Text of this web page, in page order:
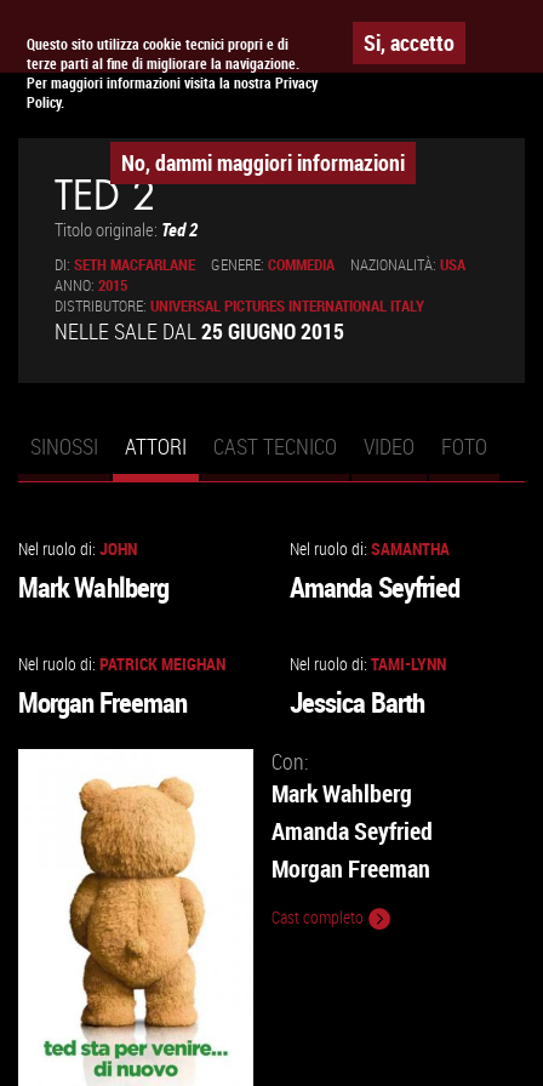
Questo sito utilizza cookie tecnici propri e di
terze parti al fine di migliorare la navigazione.
Per maggiori informazioni visita la nostra Privacy
Policy.
Si, accetto
No, dammi maggiori informazioni
APPUNTAMENTO AL CINEMA
TED 2
Titolo originale: Ted 2
DI: SETH MACFARLANE GENERE: COMMEDIA NAZIONALITÀ: USA
ANNO: 2015
DISTRIBUTORE: UNIVERSAL PICTURES INTERNATIONAL ITALY
NELLE SALE DAL25 GIUGNO 2015
Schede primarie
SINOSSI ATTORI (SCHEDA
ATTIVA)
CAST TECNICO VIDEO FOTO
ALLA
Nel ruolo di: JOHN
Mark Wahlberg
ALLA
Nel ruolo di: SAMANTHA
Amanda Seyfried
ALLA
Nel ruolo di: PATRICK MEIGHAN
Morgan Freeman
ALLA
Nel ruolo di: TAMI-LYNN
Jessica Barth
Con:
Mark Wahlberg
Amanda Seyfried
Morgan Freeman
Cast completo